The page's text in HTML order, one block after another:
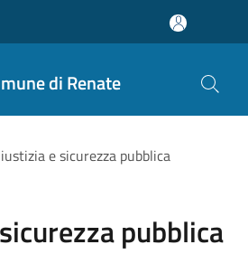
di Renate
e sicurezza pubblica
pubblica